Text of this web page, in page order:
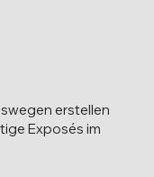
erstellen
Exposés im